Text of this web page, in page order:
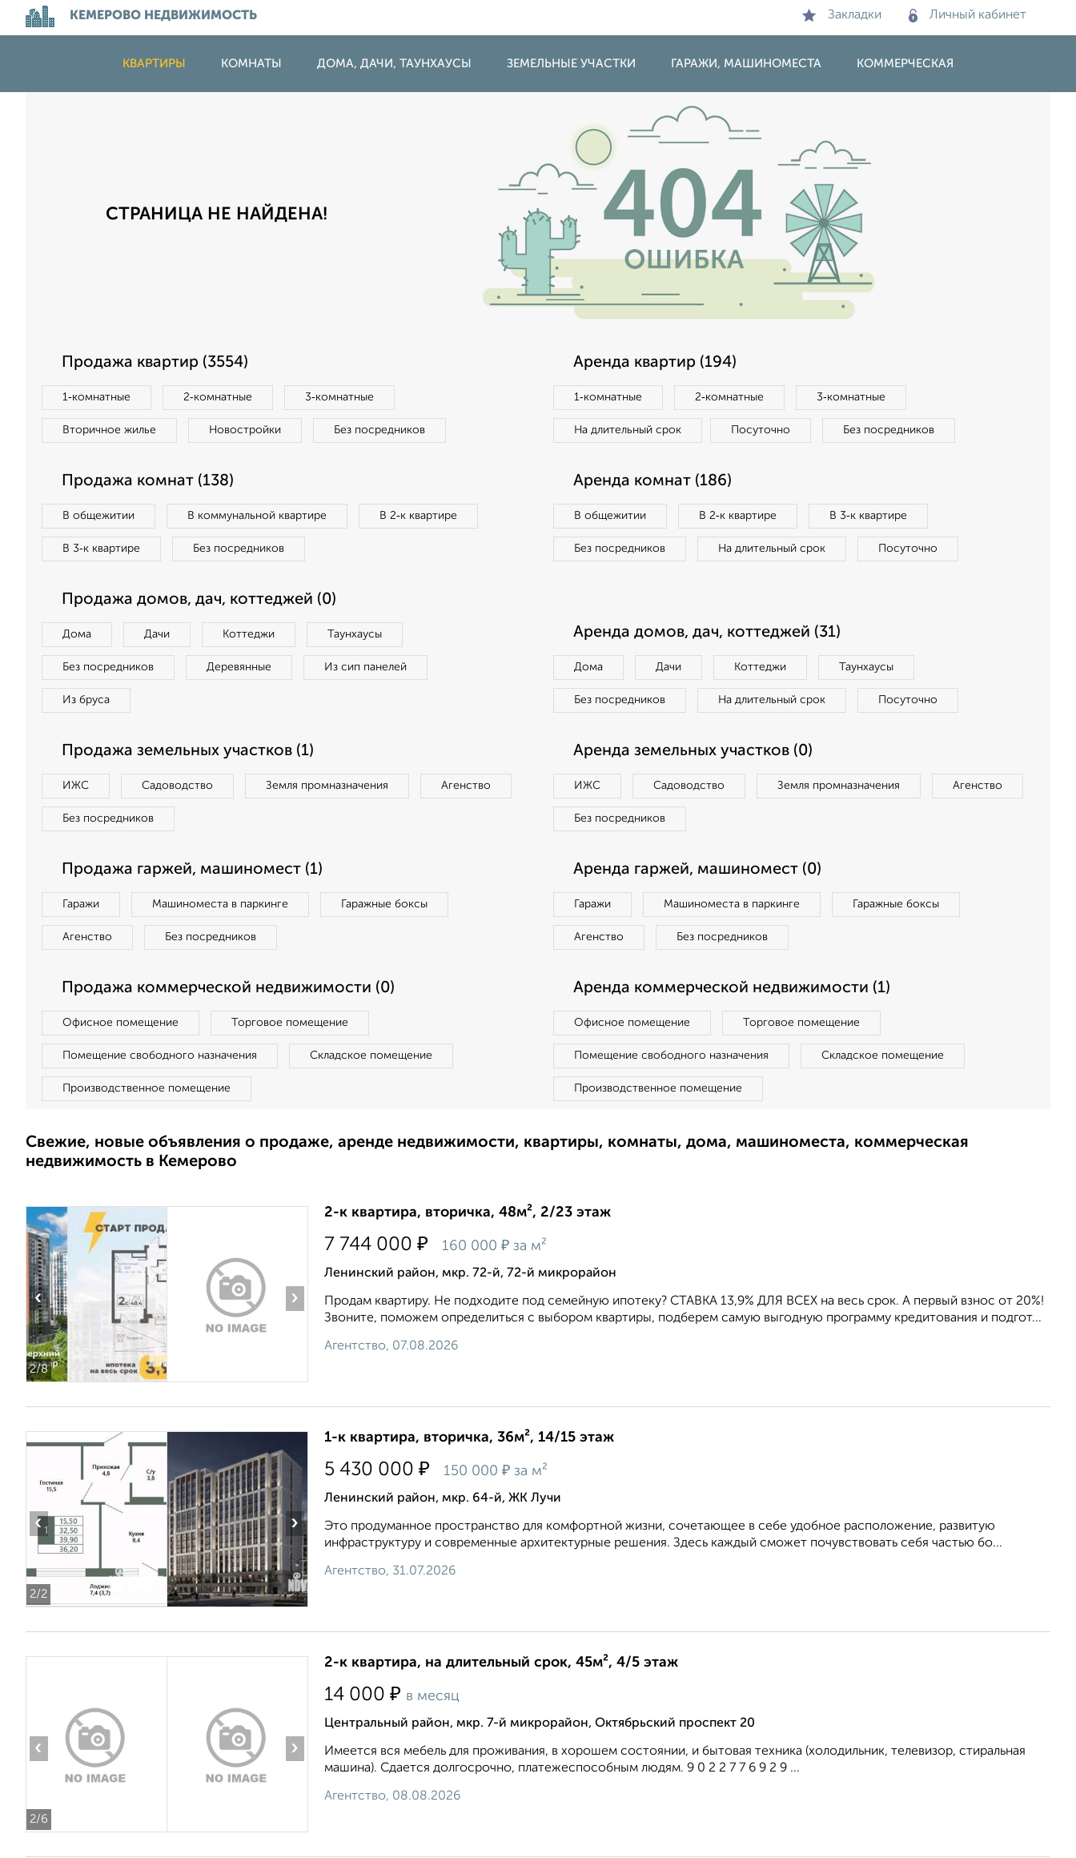
КЕМЕРОВО НЕДВИЖИМОСТЬ Закладки Личный кабинет
КВАРТИРЫ КОМНАТЫ ДОМА, ДАЧИ, ТАУНХАУСЫ ЗЕМЕЛЬНЫЕ УЧАСТКИ ГАРАЖИ, МАШИНОМЕСТА КОММЕРЧЕСКАЯ
СТРАНИЦА НЕ НАЙДЕНА!
Продажа квартир (3554)
1‑комнатные 2‑комнатные 3‑комнатные
Вторичное жилье Новостройки Без посредников
Аренда квартир (194)
1‑комнатные 2‑комнатные 3‑комнатные
На длительный срок Посуточно Без посредников
Продажа комнат (138)
В общежитии В коммунальной квартире В 2‑к квартире
В 3‑к квартире Без посредников
Аренда комнат (186)
В общежитии В 2‑к квартире В 3‑к квартире
Без посредников На длительный срок Посуточно
Продажа домов, дач, коттеджей (0)
Дома Дачи Коттеджи Таунхаусы
Без посредников Деревянные Из сип панелей
Из бруса
Аренда домов, дач, коттеджей (31)
Дома Дачи Коттеджи Таунхаусы
Без посредников На длительный срок Посуточно
Продажа земельных участков (1)
ИЖС Садоводство Земля промназначения Агенство
Без посредников
Аренда земельных участков (0)
ИЖС Садоводство Земля промназначения Агенство
Без посредников
Продажа гаржей, машиномест (1)
Гаражи Машиноместа в паркинге Гаражные боксы
Агенство Без посредников
Аренда гаржей, машиномест (0)
Гаражи Машиноместа в паркинге Гаражные боксы
Агенство Без посредников
Продажа коммерческой недвижимости (0)
Офисное помещение Торговое помещение
Помещение свободного назначения Складское помещение
Производственное помещение
Аренда коммерческой недвижимости (1)
Офисное помещение Торговое помещение
Помещение свободного назначения Складское помещение
Производственное помещение
Свежие, новые объявления о продаже, аренде недвижимости, квартиры, комнаты, дома, машиноместа, коммерческая
недвижимость в Кемерово
2/8
‹ ›
2-к квартира, вторичка, 48м², 2/23 этаж
7 744 000 ₽ 160 000 ₽ за м²
Ленинский район, мкр. 72-й, 72-й микрорайон
Продам квартиру. Не подходите под семейную ипотеку? СТАВКА 13,9% ДЛЯ ВСЕХ на весь срок. А первый взнос от 20%!
Звоните, поможем определиться с выбором квартиры, подберем самую выгодную программу кредитования и подгот...
Агентство, 07.08.2026
2/2
‹ ›
1-к квартира, вторичка, 36м², 14/15 этаж
5 430 000 ₽ 150 000 ₽ за м²
Ленинский район, мкр. 64-й, ЖК Лучи
Это продуманное пространство для комфортной жизни, сочетающее в себе удобное расположение, развитую
инфраструктуру и современные архитектурные решения. Здесь каждый сможет почувствовать себя частью бо...
Агентство, 31.07.2026
2/6
‹ ›
2-к квартира, на длительный срок, 45м², 4/5 этаж
14 000 ₽ в месяц
Центральный район, мкр. 7-й микрорайон, Октябрьский проспект 20
Имеется вся мебель для проживания, в хорошем состоянии, и бытовая техника (холодильник, телевизор, стиральная
машина). Сдается долгосрочно, платежеспособным людям. 9 0 2 2 7 7 6 9 2 9 ...
Агентство, 08.08.2026